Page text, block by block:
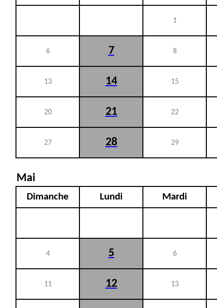
1
6 7 8
13 14 15
20 21 22
27 28 29
Mai
Dimanche Lundi Mardi
4 5 6
11 12 13